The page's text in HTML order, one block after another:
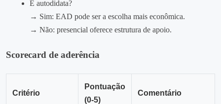
É autodidata?
→ Sim: EAD pode ser a escolha mais econômica.
→ Não: presencial oferece estrutura de apoio.
Scorecard de aderência
Critério
Pontuação
(0‑5)
Comentário